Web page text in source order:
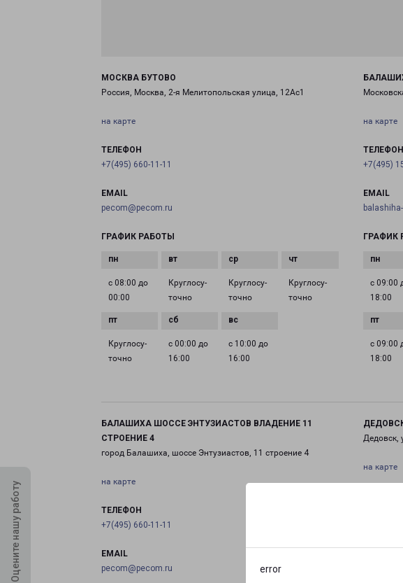
error
Оцените нашу работу
МОСКВА БУТОВО
Россия, Москва, 2-я Мелитопольская улица, 12Ас1
на карте
ТЕЛЕФОН
+7(495) 660-11-11
EMAIL
pecom@pecom.ru
ГРАФИК РАБОТЫ
с 08:00 до
00:00
Круглосу­
точно
Круглосу­
точно
Круглосу­
точно
Круглосу­
точно
с 00:00 до
16:00
с 10:00 до
16:00
на карте
ТЕЛЕФОН
+7(495)
EMAIL
ГРАФИК
с 09:00
18:00
с 09:00
18:00
БАЛАШИХА ШОССЕ ЭНТУЗИАСТОВ ВЛАДЕНИЕ 11
СТРОЕНИЕ 4
город Балашиха, шоссе Энтузиастов, 11 строение 4
на карте
ТЕЛЕФОН
+7(495) 660-11-11
EMAIL
pecom@pecom.ru
Дедовск,
на карте